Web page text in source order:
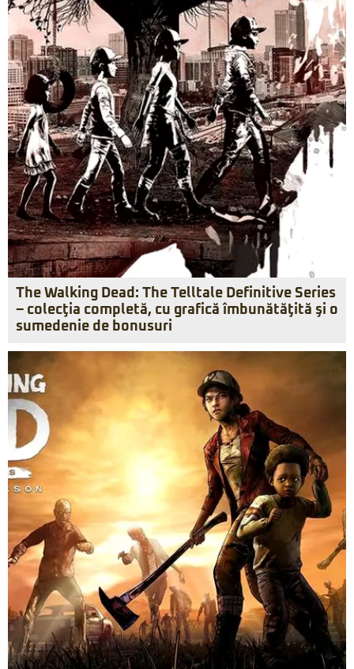
The Walking Dead: The Telltale Definitive Series
– colecţia completă, cu grafică îmbunătăţită şi o
sumedenie de bonusuri